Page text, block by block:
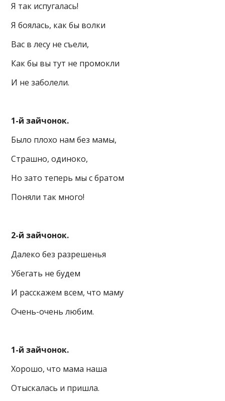
Я так испугалась!
Я боялась, как бы волки
Вас в лесу не съели,
Как бы вы тут не промокли
И не заболели.
1-й зайчонок.
Было плохо нам без мамы,
Страшно, одиноко,
Но зато теперь мы с братом
Поняли так много!
2-й зайчонок.
Далеко без разрешенья
Убегать не будем
И расскажем всем, что маму
Очень-очень любим.
1-й зайчонок.
Хорошо, что мама наша
Отыскалась и пришла.